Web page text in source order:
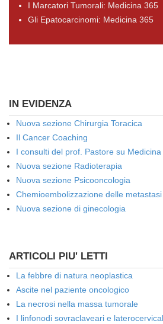
I Marcatori Tumorali: Medicina 365
Gli Epatocarcinomi: Medicina 365
IN EVIDENZA
Nuova sezione Chirurgia Toracica
Il Cancer Coaching
I consulti del prof. Pastore su Medicina
Nuova sezione Radioterapia
Nuova sezione Psicooncologia
Chemioembolizzazione delle
Nuova sezione di ginecologia
ARTICOLI PIU' LETTI
La febbre di natura neoplastica
Ascite nel paziente oncologico
La necrosi nella massa tumorale
I linfonodi sovraclaveari e